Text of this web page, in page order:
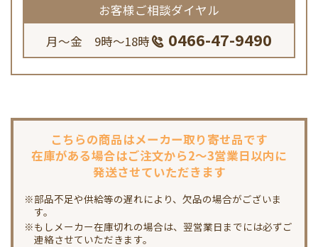
お客様ご相談ダイヤル
月～金 9時～18時
0466-47-9490
こちらの商品はメーカー取り寄せ品です
在庫がある場合はご注文から2～3営業日以内に
発送させていただきます
※部品不足や供給等の遅れにより、欠品の場合がございま
す。
※もしメーカー在庫切れの場合は、翌営業日までには必ずご
連絡させていただきます。